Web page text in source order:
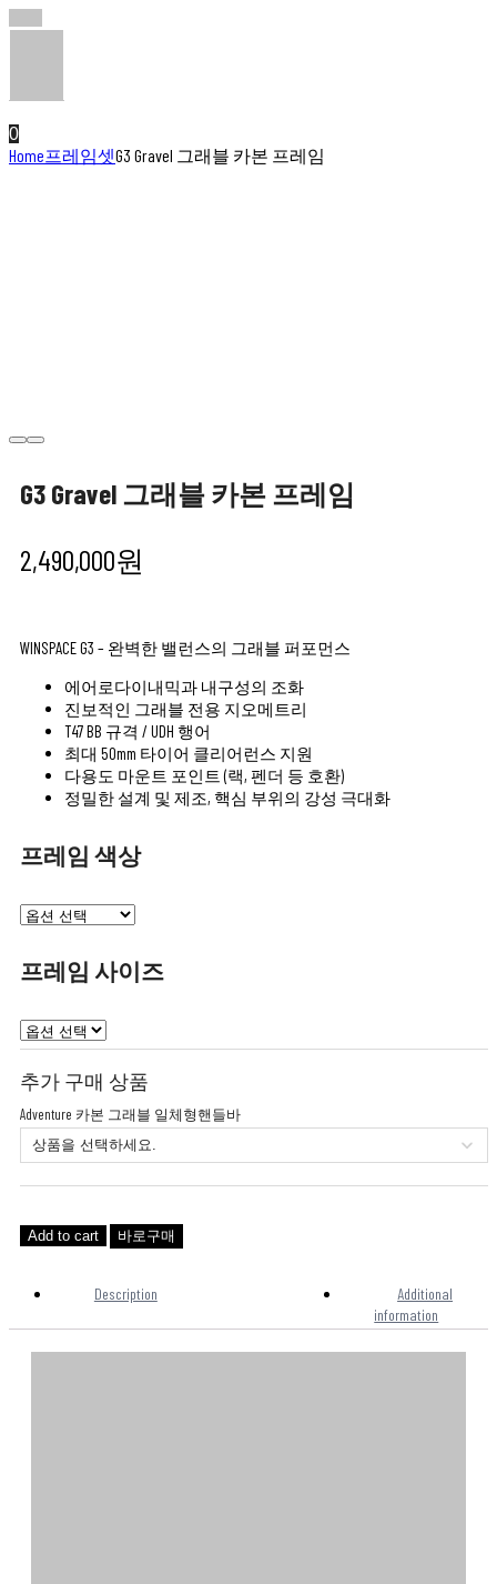
0
Home프레임셋G3 Gravel 그래블 카본 프레임
G3 Gravel 그래블 카본 프레임
2,490,000원
WINSPACE G3 – 완벽한 밸런스의 그래블 퍼포먼스
에어로다이내믹과 내구성의 조화
진보적인 그래블 전용 지오메트리
T47 BB 규격 / UDH 행어
최대 50mm 타이어 클리어런스 지원
다용도 마운트 포인트 (랙, 펜더 등 호환)
정밀한 설계 및 제조, 핵심 부위의 강성 극대화
프레임 색상
프레임 사이즈
추가 구매 상품
Adventure 카본 그래블 일체형핸들바
Add to cart 바로구매
Description
Additional
information